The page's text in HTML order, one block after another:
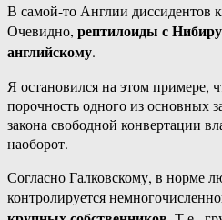
В самой-то Англии диссидентов
Очевидно, рептилоиды с
английскому.
Я остановился на этом примере,
порочность одного из основных
закона свободной конвертации
наоборот.
Согласно Галковскому, в норме
контролируется